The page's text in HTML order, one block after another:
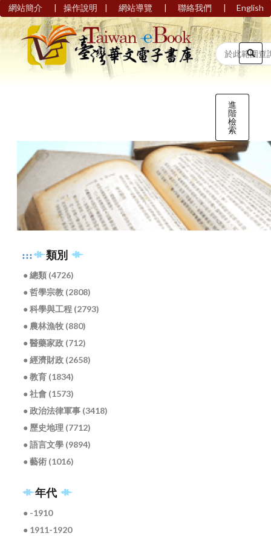
網站簡介 | 操作說明 | 網站導覽 | 聯絡我們 | English
進
階
檢
索
::: 類別
● 總類 (4726)
● 哲學宗教 (2808)
● 科學與工程 (2793)
● 農林漁牧 (880)
● 醫藥家政 (712)
● 經濟財政 (2658)
● 教育 (1834)
● 社會 (1573)
● 政治法律軍事 (3418)
● 歷史地理 (7712)
● 語言文學 (9894)
● 藝術 (1016)
年代
● -1910
● 1911-1920